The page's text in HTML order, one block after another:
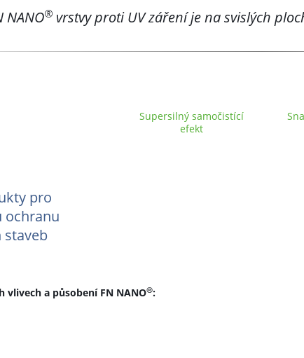
NANO® vrstvy proti UV záření je na svislých
pro
ochranu
staveb
Supersilný samočistící
efekt
vlivech a působení FN NANO®: